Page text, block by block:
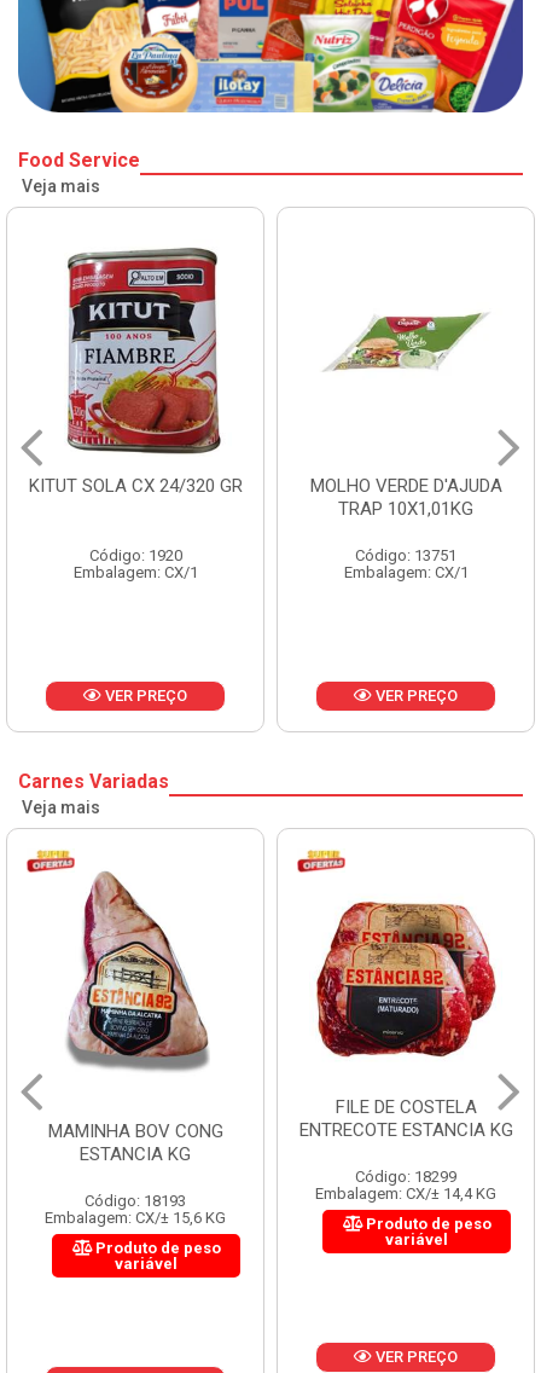
Food Service
Veja mais
KITUT SOLA CX 24/320 GR
Código: 1920
Embalagem: CX/1
VER PREÇO
MOLHO VERDE D'AJUDA
TRAP 10X1,01KG
Código: 13751
Embalagem: CX/1
VER PREÇO
Carnes Variadas
Veja mais
MAMINHA BOV CONG
ESTANCIA KG
Código: 18193
Embalagem: CX/± 15,6 KG
Produto de peso
variável
FILE DE COSTELA
ENTRECOTE ESTANCIA KG
Código: 18299
Embalagem: CX/± 14,4 KG
Produto de peso
variável
VER PREÇO